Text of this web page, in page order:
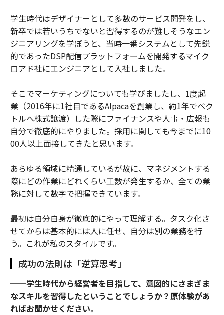
学生時代はデザイナーとして多数のサービス開発をし、
新卒では若いうちでないと習得するのが難しそうなエン
ジニアリングを学ぼうと、当時一番システムとして先鋭
的であったDSP配信プラットフォームを開発するマイク
ロアド社にエンジニアとして入社しました。
そこでマーケティングについても学びましたし、1度起
業（2016年に1社目であるAlpacaを創業し、約1年でベク
トルへ株式譲渡）した際にファイナンスや人事・広報も
自分で徹底的にやりました。採用に関しても今までに10
00人以上面接してきたと思います。
あらゆる領域に精通しているが故に、マネジメントする
際にどの作業にどれくらい工数が発生するか、全ての業
務に対して数字で把握できています。
最初は自分自身が徹底的にやって理解する。タスク化さ
せてからは基本的には人に任せ、自分は別の業務を行
う。これが私のスタイルです。
成功の法則は「逆算思考」
──学生時代から経営者を目指して、意図的にさまざま
なスキルを習得したということでしょうか？原体験があ
ればお聞かせください。